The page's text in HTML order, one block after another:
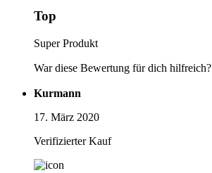
Top
Super Produkt
War diese Bewertung für dich hilfreich?
Kurmann
17. März 2020
Verifizierter Kauf